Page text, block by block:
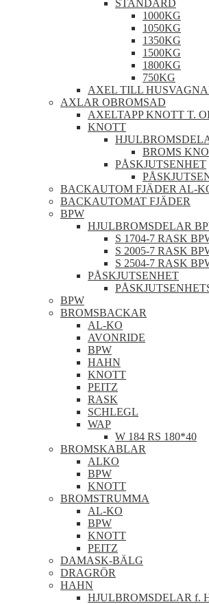
STANDARD
1000KG
1050KG
1350KG
1500KG
1800KG
750KG
AXEL TILL
AXLAR OBROMSAD
AXELTAPP KNOTT T.
KNOTT
BROMS
PÅSKJUTSENHET
BACKAUTOM FJÄDER AL-
BACKAUTOMAT FJÄDER
BPW
HJULBROMSDELAR
S 1704-7 RASK
S 2005-7 RASK
S 2504-7 RASK
PÅSKJUTSENHET
BPW
BROMSBACKAR
AL-KO
AVONRIDE
BPW
HAHN
KNOTT
PEITZ
RASK
SCHLEGL
WAP
W 184 RS 180*40
BROMSKABLAR
ALKO
BPW
KNOTT
BROMSTRUMMA
AL-KO
BPW
KNOTT
PEITZ
DAMASK-BÄLG
DRAGRÖR
HAHN
HJULBROMSDELAR f.